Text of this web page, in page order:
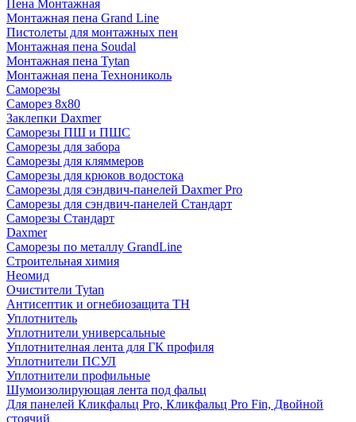
Пена Монтажнaя
Монтажная пена Grand Linе
Пистолеты для монтажных пен
Монтажная пена Soudal
Монтажная пена Tytan
Монтажная пена Технониколь
Саморезы
Саморез 8х80
Заклепки Daxmer
Саморезы ПШ и ПШС
Саморезы для забора
Саморезы для кляммеров
Саморезы для крюков водостока
Саморезы для сэндвич-панелей Daxmer Pro
Саморезы для сэндвич-панелей Стандарт
Саморезы Стандарт
Daxmer
Саморезы по металлу GrandLine
Строительная химия
Неомид
Очистители Tytan
Антисептик и огнебиозащита ТН
Уплотнитель
Уплотнители универсальные
Уплотнителная лента для ГК профиля
Уплотнители ПСУЛ
Уплотнители профильные
Шумоизолирующая лента под фальц
Для панелей Кликфальц Pro, Кликфальц Pro Fin, Двойной
стоячий